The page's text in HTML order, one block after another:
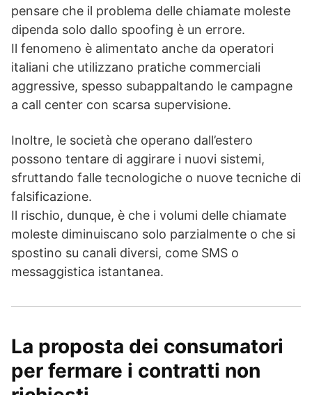
pensare che il problema delle chiamate moleste
dipenda solo dallo spoofing è un errore.
Il fenomeno è alimentato anche da operatori
italiani che utilizzano pratiche commerciali
aggressive, spesso subappaltando le campagne
a call center con scarsa supervisione.
Inoltre, le società che operano dall’estero
possono tentare di aggirare i nuovi sistemi,
sfruttando falle tecnologiche o nuove tecniche di
falsificazione.
Il rischio, dunque, è che i volumi delle chiamate
moleste diminuiscano solo parzialmente o che si
spostino su canali diversi, come SMS o
messaggistica istantanea.
La proposta dei consumatori
per fermare i contratti non